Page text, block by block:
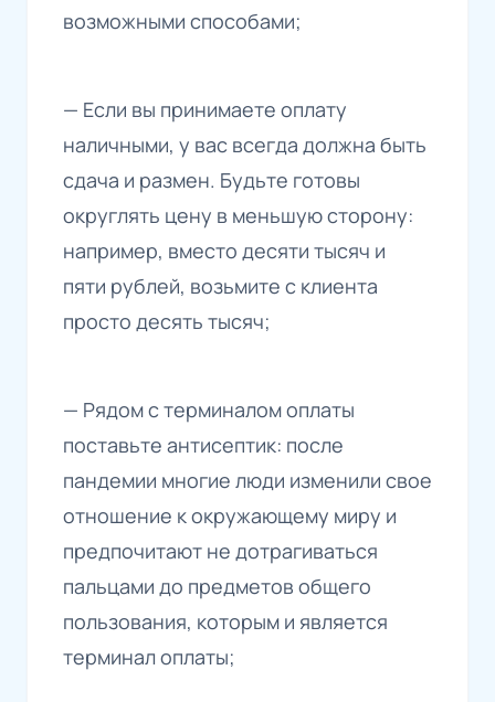
возможными способами;
— Если вы принимаете оплату
наличными, у вас всегда должна быть
сдача и размен. Будьте готовы
округлять цену в меньшую сторону:
например, вместо десяти тысяч и
пяти рублей, возьмите с клиента
просто десять тысяч;
— Рядом с терминалом оплаты
поставьте антисептик: после
пандемии многие люди изменили свое
отношение к окружающему миру и
предпочитают не дотрагиваться
пальцами до предметов общего
пользования, которым и является
терминал оплаты;